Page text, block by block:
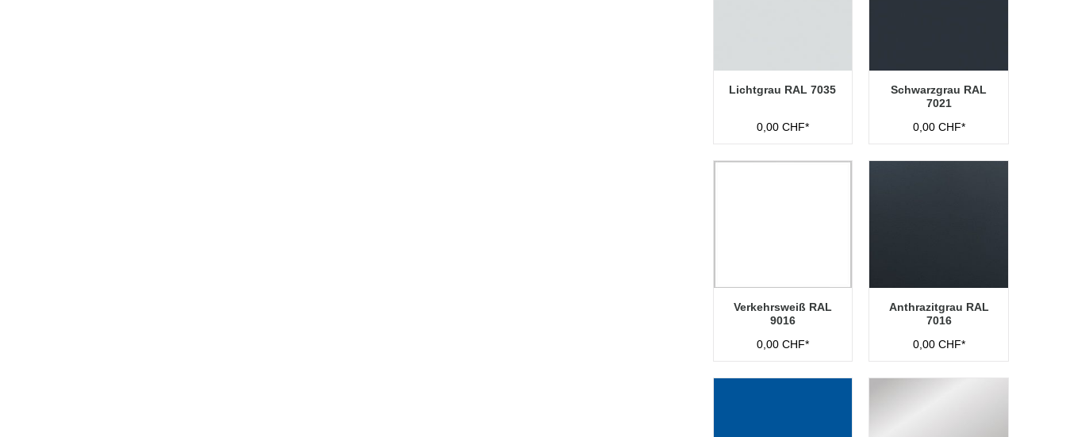
Lichtgrau RAL 7035
0,00 CHF*
Schwarzgrau RAL
7021
0,00 CHF*
Verkehrsweiß RAL
9016
0,00 CHF*
Anthrazitgrau RAL
7016
0,00 CHF*